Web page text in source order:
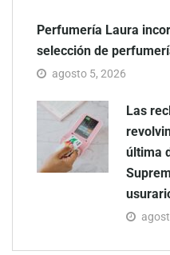
Perfumería Laura
selección de
agosto 5, 2026
Las
última